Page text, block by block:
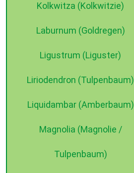
Kolkwitza (Kolkwitzie)
Laburnum (Goldregen)
Ligustrum (Liguster)
Liriodendron (Tulpenbaum)
Liquidambar (Amberbaum)
Magnolia (Magnolie /
Tulpenbaum)